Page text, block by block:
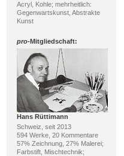
Acryl, Kohle; mehrheitlich:
Gegenwartskunst, Abstrakte
Kunst
pro-Mitgliedschaft:
Hans Rüttimann
Schweiz, seit 2013
594 Werke, 20 Kommentare
57% Zeichnung, 27% Malerei;
Farbstift, Mischtechnik;